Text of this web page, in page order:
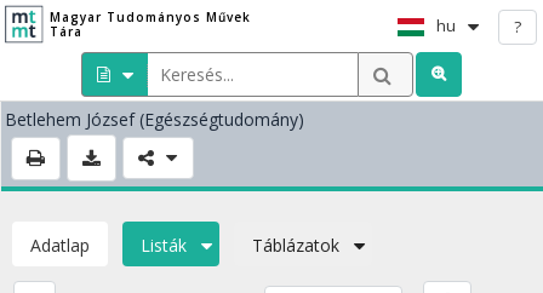
Magyar Tudományos Művek
Tára
hu ?
Betlehem József (Egészségtudomány)
Adatlap Listák Táblázatok